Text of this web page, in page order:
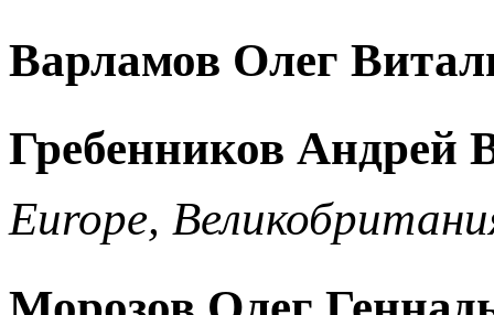
Варламов Олег
Гребенников Андрей
Europe,